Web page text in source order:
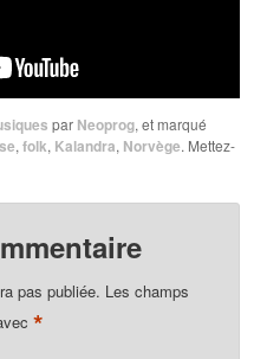
par Neoprog, et marqué
,folk, Kalandra, Norvège. Mettez-
pas publiée. Les champs
*